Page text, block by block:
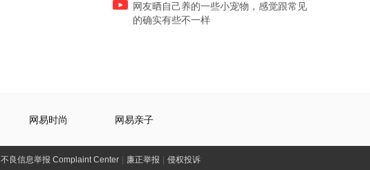
网友晒自己养的一些小宠物，感觉跟常见
的确实有些不一样
网易时尚 网易亲子
不良信息举报 Complaint Center 廉正举报 侵权投诉